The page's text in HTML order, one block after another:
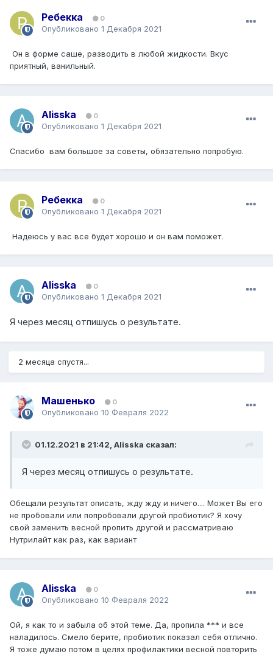
Ребекка 0
Опубликовано 1 Декабря 2021
Он в форме саше, разводить в любой жидкости. Вкус
приятный, ванильный.
Alisska 0
Опубликовано 1 Декабря 2021
Спасибо вам большое за советы, обязательно попробую.
Ребекка 0
Опубликовано 1 Декабря 2021
Надеюсь у вас все будет хорошо и он вам поможет.
Alisska 0
Опубликовано 1 Декабря 2021
Я через месяц отпишусь о результате.
2 месяца спустя...
Машенько 0
Опубликовано 10 Февраля 2022
01.12.2021 в 21:42, Alisska сказал:
Я через месяц отпишусь о результате.
Обещали результат описать, жду жду и ничего.... Может Вы его
не пробовали или попробовали другой пробиотик? Я хочу
свой заменить весной пропить другой и рассматриваю
Нутрилайт как раз, как вариант
Alisska 0
Опубликовано 10 Февраля 2022
Ой, я как то и забыла об этой теме. Да, пропила *** и все
наладилось. Смело берите, пробиотик показал себя отлично.
Я тоже думаю потом в целях профилактики весной повторить